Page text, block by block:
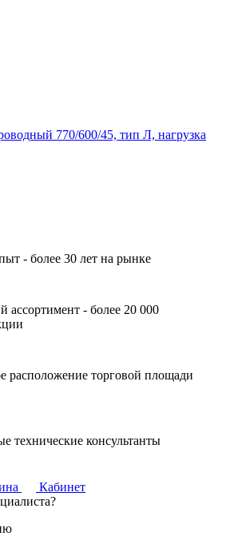
770/600/45, тип Л, нагрузка
- более 30 лет на рынке
ассортимент - более 20 000
расположение торговой площади
технические консультанты
Кабинет